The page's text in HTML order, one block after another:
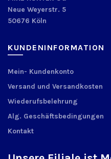
Neue Weyerstr. 5
50676 Köln
KUNDENINFORMATION
Mein- Kundenkonto
Versand und Versandkosten
Wiederufsbelehrung
Alg. Geschäftsbedingungen
Kontakt